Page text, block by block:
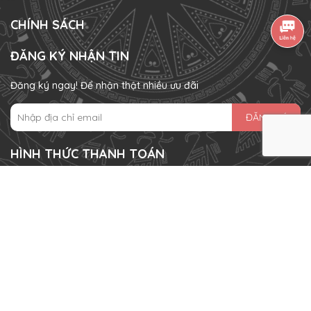
CHÍNH SÁCH
ĐĂNG KÝ NHẬN TIN
Đăng ký ngay! Để nhận thật nhiều ưu đãi
ĐĂNG KÝ
HÌNH THỨC THANH TOÁN